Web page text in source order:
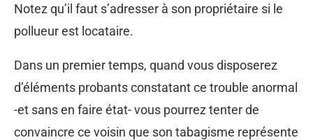
Notez qu’il faut s’adresser à son propriétaire si le
pollueur est locataire.
Dans un premier temps, quand vous disposerez
d’éléments probants constatant ce trouble anormal
-et sans en faire état- vous pourrez tenter de
convaincre ce voisin que son tabagisme représente